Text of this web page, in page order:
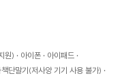
원) 아이폰
아이패드
책단말기(저사양 기기 사용 불가)